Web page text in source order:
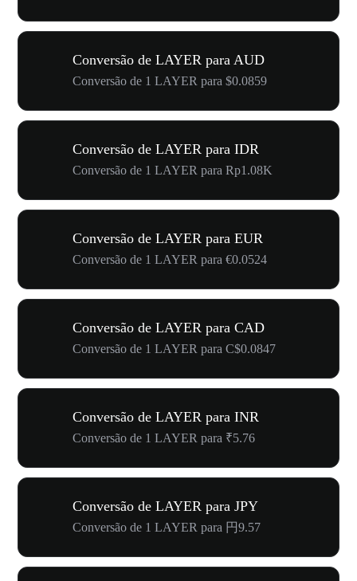
Conversão de LAYER para AUD
Conversão de 1 LAYER para $0.0859
Conversão de LAYER para IDR
Conversão de 1 LAYER para Rp1.08K
Conversão de LAYER para EUR
Conversão de 1 LAYER para €0.0524
Conversão de LAYER para CAD
Conversão de 1 LAYER para C$0.0847
Conversão de LAYER para INR
Conversão de 1 LAYER para ₹5.76
Conversão de LAYER para JPY
Conversão de 1 LAYER para 円9.57